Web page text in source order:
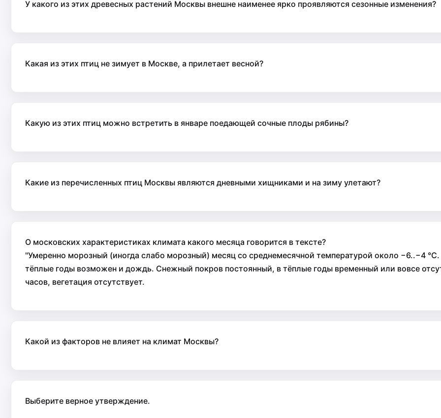
У какого из этих древесных растений Москвы внешне наименее ярко проявляются сезонные изменения?
Какая из этих птиц не зимует в Москве, а прилетает весной?
Какую из этих птиц можно встретить в январе поедающей сочные плоды рябины?
Какие из перечисленных птиц Москвы являются дневными хищниками и на зиму улетают?
О московских характеристиках климата какого месяца говорится в тексте?
"Умеренно морозный (иногда слабо морозный) месяц со среднемесячной температурой около −6..−4
тёплые годы возможен и дождь. Снежный покров постоянный, в тёплые годы временный или вовсе
часов, вегетация отсутствует.
Какой из факторов не влияет на климат Москвы?
Выберите верное утверждение.